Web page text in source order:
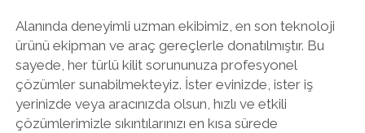
Alanında deneyimli uzman ekibimiz, en son teknoloji
ürünü ekipman ve araç gereçlerle donatılmıştır. Bu
sayede, her türlü kilit sorununuza profesyonel
çözümler sunabilmekteyiz. İster evinizde, ister iş
yerinizde veya aracınızda olsun, hızlı ve etkili
çözümlerimizle sıkıntılarınızı en kısa sürede